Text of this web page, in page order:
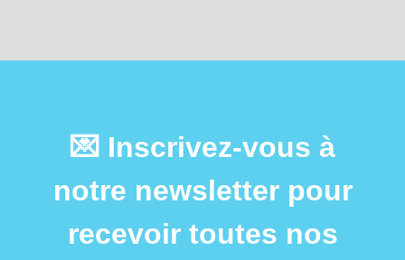
💌 Inscrivez-vous à
notre newsletter pour
recevoir toutes nos